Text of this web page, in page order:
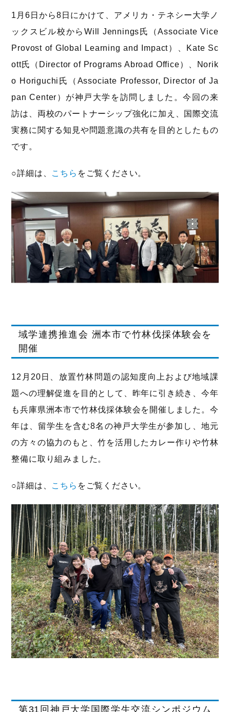
1月6日から8日にかけて、アメリカ・テネシー大学ノ
ックスビル校からWill Jennings氏（Associate Vice
Provost of Global Learning and Impact）、Kate Sc
ott氏（Director of Programs Abroad Office）、Norik
o Horiguchi氏（Associate Professor, Director of Ja
pan Center）が神戸大学を訪問しました。今回の来
訪は、両校のパートナーシップ強化に加え、国際交流
実務に関する知見や問題意識の共有を目的としたもの
です。
○詳細は、 こちら をご覧ください。
域学連携推進会 洲本市で竹林伐採体験会を
開催
12月20日、放置竹林問題の認知度向上および地域課
題への理解促進を目的として、昨年に引き続き、今年
も兵庫県洲本市で竹林伐採体験会を開催しました。今
年は、留学生を含む8名の神戸大学生が参加し、地元
の方々の協力のもと、竹を活用したカレー作りや竹林
整備に取り組みました。
○詳細は、 こちら をご覧ください。
第31回神戸大学国際学生交流シンポジウム